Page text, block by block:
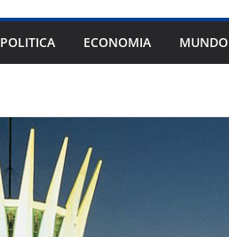
POLITICA ECONOMIA MUNDO